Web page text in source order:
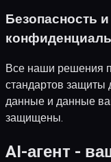
Безопасность
Все наши решения
стандартов защиты
данные и данные
защищены.
AI-агент -